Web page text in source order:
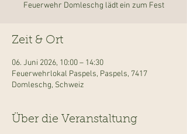
Feuerwehr Domleschg lädt ein zum Fest
Zeit & Ort
06. Juni 2026, 10:00 – 14:30
Feuerwehrlokal Paspels, Paspels, 7417
Domleschg, Schweiz
Über die Veranstaltung